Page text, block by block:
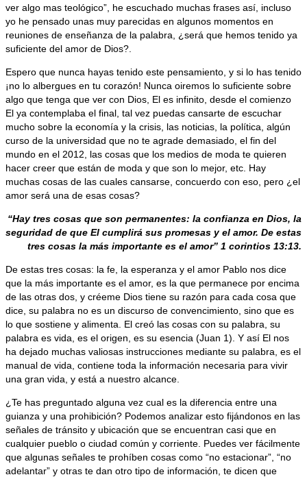
ver algo mas teológico”, he escuchado muchas frases así, incluso
yo he pensado unas muy parecidas en algunos momentos en
reuniones de enseñanza de la palabra, ¿será que hemos tenido ya
suficiente del amor de Dios?.
Espero que nunca hayas tenido este pensamiento, y si lo has tenido
¡no lo albergues en tu corazón! Nunca oiremos lo suficiente sobre
algo que tenga que ver con Dios, El es infinito, desde el comienzo
El ya contemplaba el final, tal vez puedas cansarte de escuchar
mucho sobre la economía y la crisis, las noticias, la política, algún
curso de la universidad que no te agrade demasiado, el fin del
mundo en el 2012, las cosas que los medios de moda te quieren
hacer creer que están de moda y que son lo mejor, etc. Hay
muchas cosas de las cuales cansarse, concuerdo con eso, pero ¿el
amor será una de esas cosas?
“Hay tres cosas que son permanentes: la confianza en Dios, la
seguridad de que El cumplirá sus promesas y el amor. De estas
tres cosas la más importante es el amor” 1 corintios 13:13.
De estas tres cosas: la fe, la esperanza y el amor Pablo nos dice
que la más importante es el amor, es la que permanece por encima
de las otras dos, y créeme Dios tiene su razón para cada cosa que
dice, su palabra no es un discurso de convencimiento, sino que es
lo que sostiene y alimenta. El creó las cosas con su palabra, su
palabra es vida, es el origen, es su esencia (Juan 1). Y así El nos
ha dejado muchas valiosas instrucciones mediante su palabra, es el
manual de vida, contiene toda la información necesaria para vivir
una gran vida, y está a nuestro alcance.
¿Te has preguntado alguna vez cual es la diferencia entre una
guianza y una prohibición? Podemos analizar esto fijándonos en las
señales de tránsito y ubicación que se encuentran casi que en
cualquier pueblo o ciudad común y corriente. Puedes ver fácilmente
que algunas señales te prohíben cosas como “no estacionar”, “no
adelantar” y otras te dan otro tipo de información, te dicen que